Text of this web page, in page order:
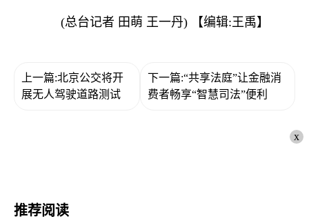
(总台记者 田萌 王一丹) 【编辑:王禹】
上一篇:北京公交将开
展无人驾驶道路测试
下一篇:“共享法庭”让金融消
费者畅享“智慧司法”便利
x
推荐阅读